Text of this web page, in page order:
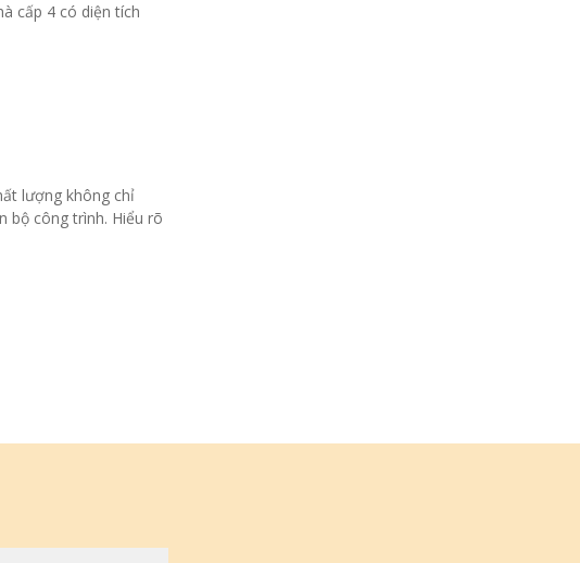
cấp 4 có diện tích
lượng không chỉ
bộ công trình. Hiểu rõ